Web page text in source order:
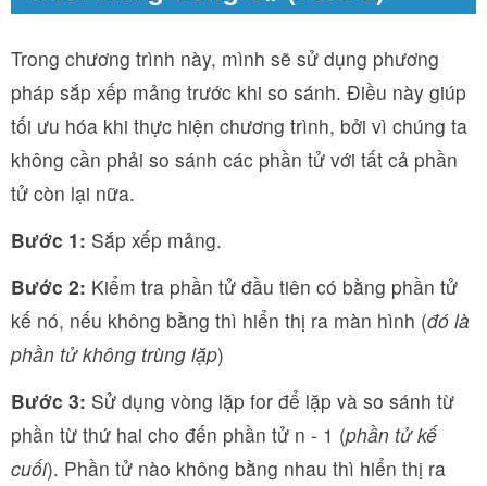
Trong chương trình này, mình sẽ sử dụng phương
pháp sắp xếp mảng trước khi so sánh. Điều này giúp
tối ưu hóa khi thực hiện chương trình, bởi vì chúng ta
không cần phải so sánh các phần tử với tất cả phần
tử còn lại nữa.
Bước 1: Sắp xếp mảng.
Bước 2: Kiểm tra phần tử đầu tiên có bằng phần tử
kế nó, nếu không bằng thì hiển thị ra màn hình (đó là
phần tử không trùng lặp)
Bước 3: Sử dụng vòng lặp for để lặp và so sánh từ
phần từ thứ hai cho đến phần tử n - 1 (phần tử kế
cuối). Phần tử nào không bằng nhau thì hiển thị ra